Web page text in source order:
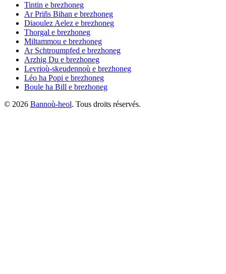
Tintin e brezhoneg
Ar Priñs Bihan e brezhoneg
Diaoulez Aelez e brezhoneg
Thorgal e brezhoneg
Miltammou e brezhoneg
Ar Schtroumpfed e brezhoneg
Arzhig Du e brezhoneg
Levrioù-skeudennoù e brezhoneg
Léo ha Popi e brezhoneg
Boule ha Bill e brezhoneg
© 2026 Bannoù-heol. Tous droits réservés.